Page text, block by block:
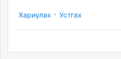
Хариулах · Устгах